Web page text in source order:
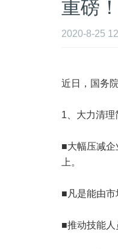
重磅
2020-8-25
近日，国务
1、大力清
■大幅压减
上。
■凡是能由
■推动技能